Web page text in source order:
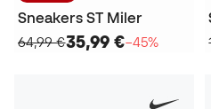
Sneakers ST Miler
64,99 €35,99 €−45%